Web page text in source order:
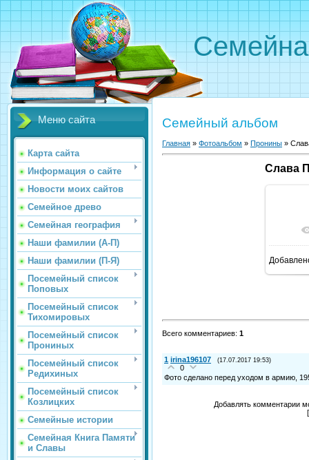
Меню сайта
Карта сайта
Информация о сайте
Новости моих сайтов
Семейное древо
Семейная география
Наши фамилии (А-П)
Наши фамилии (П-Я)
Посемейный список
Поповых
Посемейный список
Тихомировых
Посемейный список
Прониных
Посемейный список
Редихиных
Посемейный список
Козлицких
Семейные истории
Семейная Книга Памяти
и Славы
Семейный альбом
Главная » Фотоальбом » Пронины »
Слава
Всего комментариев: 1
1 irina196107 (17.07.2017 19:53)
0
Фото сделано перед уходом в армию,
Добавлять комментарии